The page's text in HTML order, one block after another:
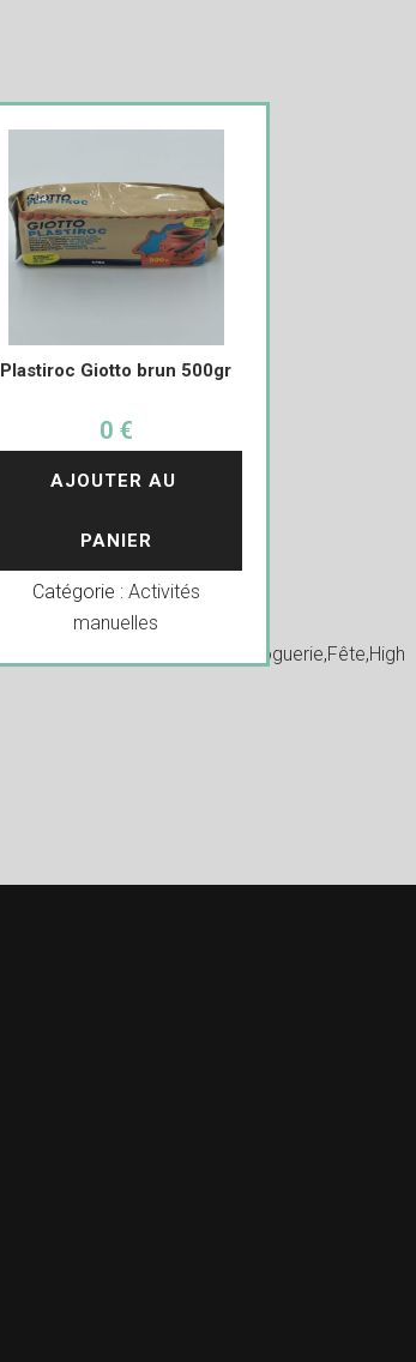
Droguerie,Fête,High
Plastiroc Giotto brun 500gr
0 €
AJOUTER AU
PANIER
Catégorie : Activités
manuelles